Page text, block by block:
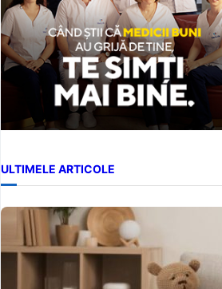
ULTIMELE ARTICOLE